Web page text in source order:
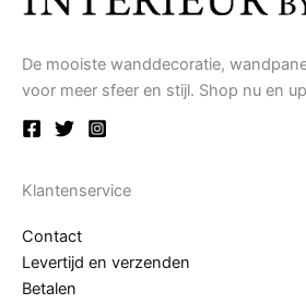
De mooiste wanddecoratie,
voor meer sfeer en stijl. Shop nu en
Klantenservice
Contact
Levertijd en verzenden
Betalen